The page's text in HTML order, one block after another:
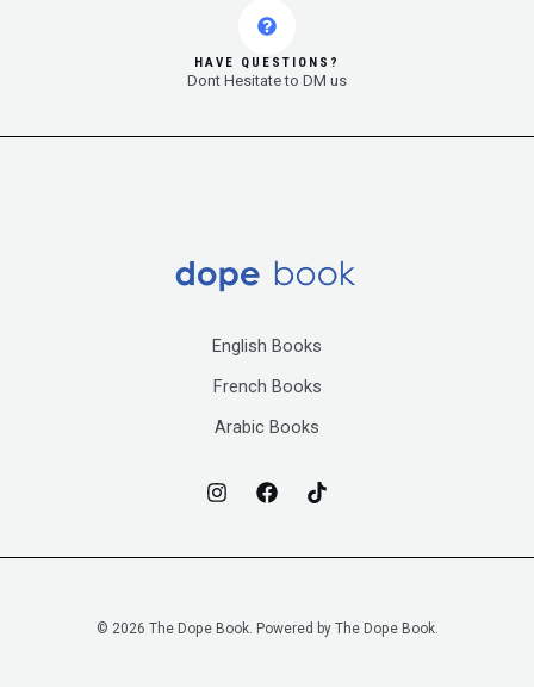
HAVE QUESTIONS?
Dont Hesitate to DM us
English Books
French Books
Arabic Books
© 2026 The Dope Book. Powered by The Dope Book.